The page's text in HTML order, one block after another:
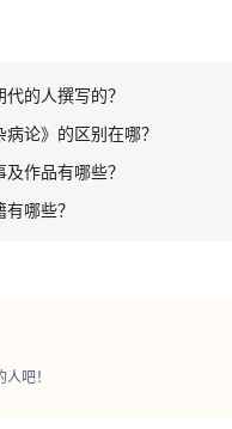
的人撰写的？
论》的区别在哪？
作品有哪些？
哪些？
吧！